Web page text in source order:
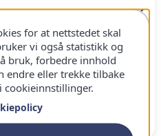
for at nettstedet skal
vi også statistikk og
bruk, forbedre innhold
endre eller trekke tilbake
cookieinnstillinger.